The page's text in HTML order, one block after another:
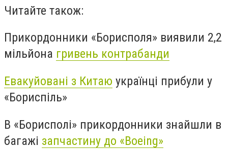
Читайте також:
Прикордонники «Борисполя» виявили 2,2
мільйона гривень контрабанди
Евакуйовані з Китаю українці прибули у
«Бориспіль»
В «Борисполі» прикордонники знайшли в
багажі запчастину до «Boeing»